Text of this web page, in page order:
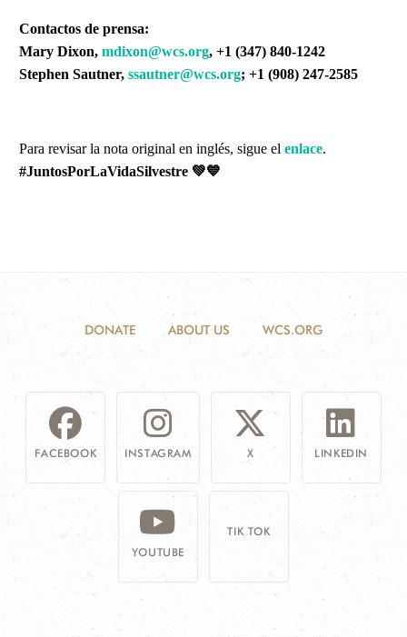
Contactos de prensa:
Mary Dixon, mdixon@wcs.org, +1 (347) 840-1242
Stephen Sautner, ssautner@wcs.org; +1 (908) 247-2585
Para revisar la nota original en inglés, sigue el enlace.
#JuntosPorLaVidaSilvestre 💚💙
DONATE ABOUT US WCS.ORG
FACEBOOK INSTAGRAM X LINKEDIN
YOUTUBE
TIK TOK